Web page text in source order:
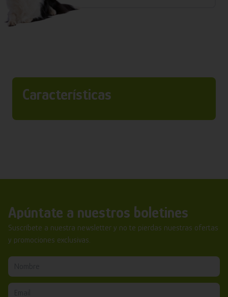
Características
Apúntate a nuestros boletines
Suscríbete a nuestra newsletter y no te pierdas nuestras ofertas
y promociones exclusivas.